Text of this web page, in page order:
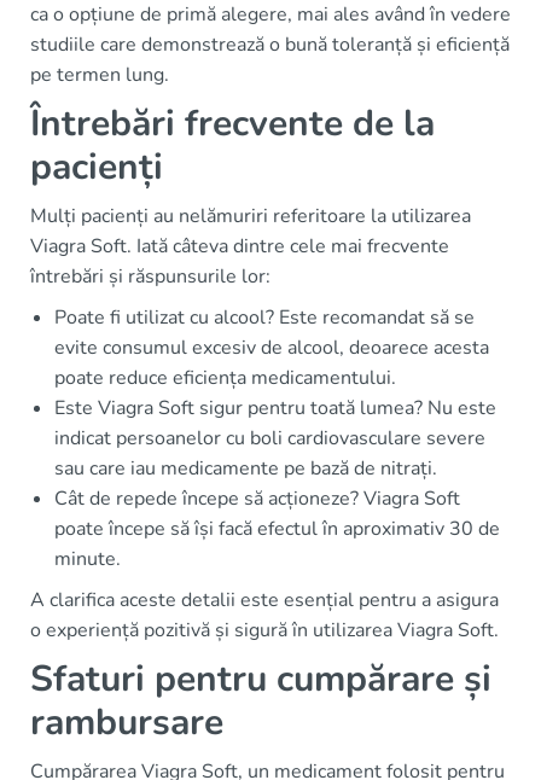
ca o opțiune de primă alegere, mai ales având în vedere
studiile care demonstrează o bună toleranță și eficiență
pe termen lung.
Întrebări frecvente de la
pacienți
Mulți pacienți au nelămuriri referitoare la utilizarea
Viagra Soft. Iată câteva dintre cele mai frecvente
întrebări și răspunsurile lor:
Poate fi utilizat cu alcool? Este recomandat să se
evite consumul excesiv de alcool, deoarece acesta
poate reduce eficiența medicamentului.
Este Viagra Soft sigur pentru toată lumea? Nu este
indicat persoanelor cu boli cardiovasculare severe
sau care iau medicamente pe bază de nitrați.
Cât de repede începe să acționeze? Viagra Soft
poate începe să își facă efectul în aproximativ 30 de
minute.
A clarifica aceste detalii este esențial pentru a asigura
o experiență pozitivă și sigură în utilizarea Viagra Soft.
Sfaturi pentru cumpărare și
rambursare
Cumpărarea Viagra Soft, un medicament folosit pentru